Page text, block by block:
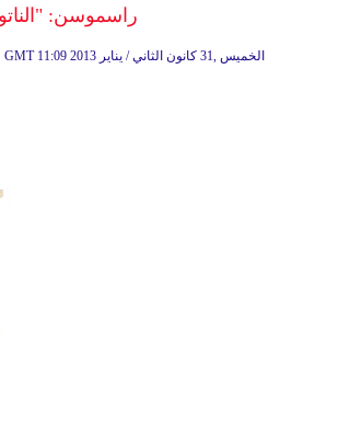
راسموسن:
GMT 11:09 2013 الخميس ,31 كانون الثاني / يناير